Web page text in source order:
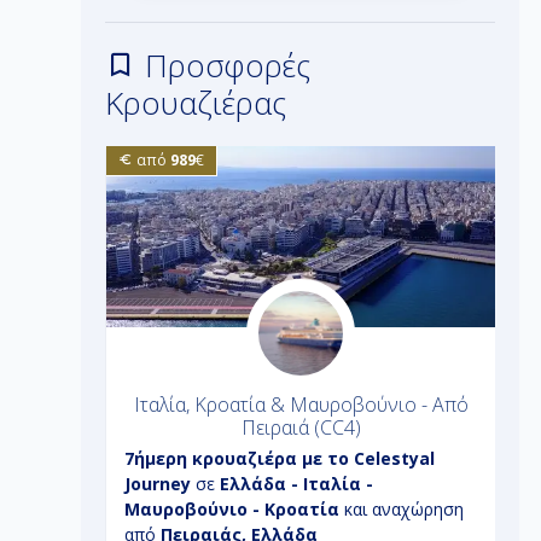
Προσφορές
Κρουαζιέρας
από 989€
Ιταλία, Κροατία & Μαυροβούνιο - Από
Πειραιά (CC4)
7ήμερηκρουαζιέρα με το Celestyal
Journeyσε Ελλάδα - Ιταλία -
Μαυροβούνιο - Κροατία και αναχώρηση
από Πειραιάς, Ελλάδα